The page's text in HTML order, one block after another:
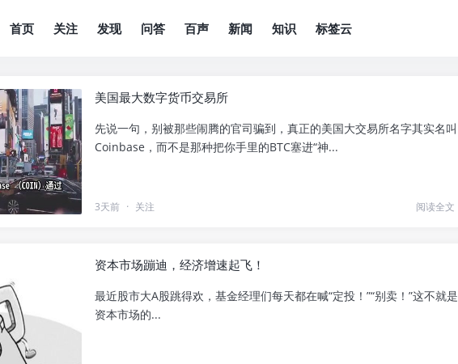
首页 关注 发现 问答 百声 新闻 知识 标签云
美国最大数字货币交易所
先说一句，别被那些闹腾的官司骗到，真正的美国大交易所名字其实名叫
Coinbase，而不是那种把你手里的BTC塞进“神...
3天前 · 关注 阅读全文
资本市场蹦迪，经济增速起飞！
最近股市大A股跳得欢，基金经理们每天都在喊“定投！”“别卖！”这不就是
资本市场的...